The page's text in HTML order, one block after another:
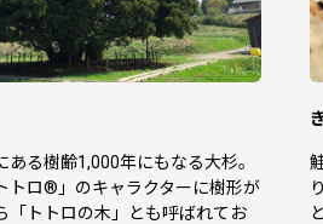
ある樹齢1,000年にもなる大杉。
トロ®」のキャラクターに樹形が
「トトロの木」とも呼ばれてお